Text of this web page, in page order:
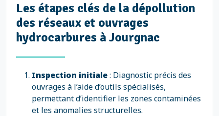
Les étapes clés de la dépollution
des réseaux et ouvrages
hydrocarbures à Jourgnac
Inspection initiale: Diagnostic précis des
ouvrages à l’aide d’outils spécialisés,
permettant d’identifier les zones contaminées
et les anomalies structurelles.